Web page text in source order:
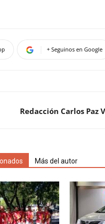
+ Seguinos en Google
Redacción Carlos Paz
Más del autor